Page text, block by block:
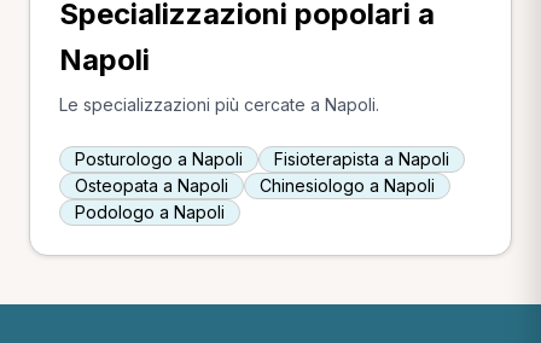
Specializzazioni popolari a
Napoli
Le specializzazioni più cercate a Napoli.
Posturologo a Napoli
Fisioterapista a Napoli
Osteopata a Napoli
Chinesiologo a Napoli
Podologo a Napoli